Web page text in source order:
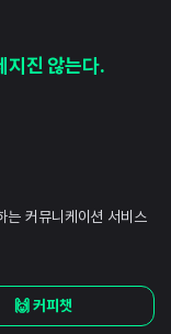
지진 않는다.
는 커뮤니케이션 서비스
🙌 커피챗